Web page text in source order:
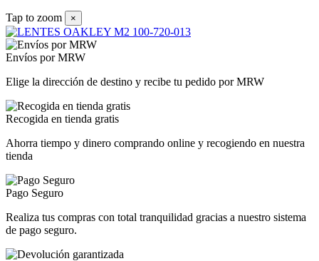
Tap to zoom ×
Envíos por MRW
Elige la dirección de destino y recibe tu pedido por MRW
Recogida en tienda gratis
Ahorra tiempo y dinero comprando online y recogiendo en nuestra
tienda
Pago Seguro
Realiza tus compras con total tranquilidad gracias a nuestro sistema
de pago seguro.